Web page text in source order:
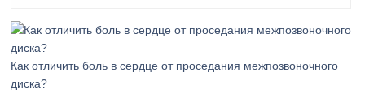
Как отличить боль в сердце от проседания межпозвоночного
диска?